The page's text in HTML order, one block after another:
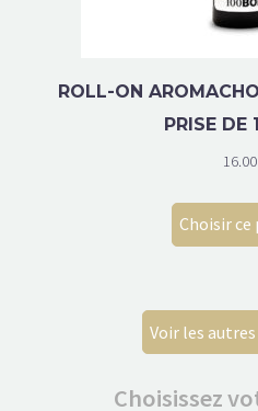
ROLL-ON
PRISE DE
16.00
Choisir
Voir les
Choisissez